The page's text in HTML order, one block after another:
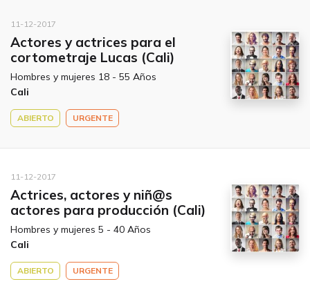
11-12-2017
Actores y actrices para el
cortometraje Lucas (Cali)
Hombres y mujeres 18 - 55 Años
Cali
ABIERTO URGENTE
11-12-2017
Actrices, actores y niñ@s
actores para producción (Cali)
Hombres y mujeres 5 - 40 Años
Cali
ABIERTO URGENTE